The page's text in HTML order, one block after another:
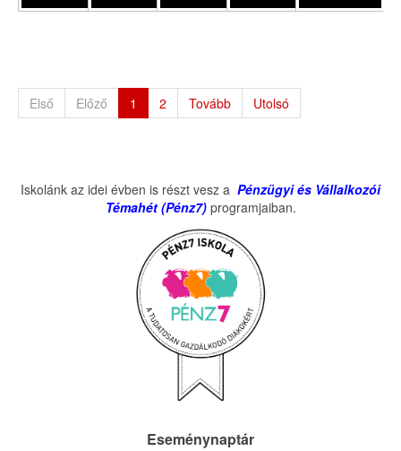
Első Előző 1 2 Tovább Utolsó
Iskolánk az idei évben is részt vesz a Pénzügyi és Vállalkozói
Témahét (Pénz7)programjaiban.
Eseménynaptár